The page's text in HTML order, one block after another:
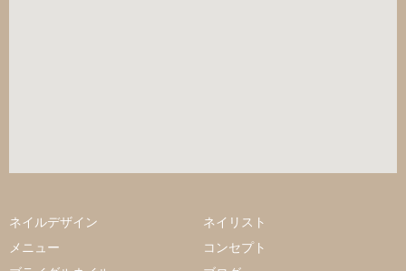
ネイルデザイン
ネイリスト
メニュー
コンセプト